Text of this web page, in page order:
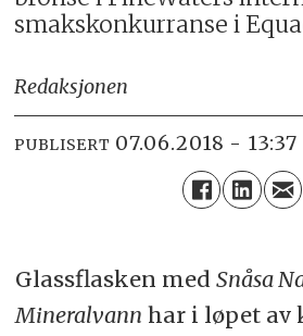
smakskonkurranse i
Redaksjonen
PUBLISERT 07.06.2018 - 13:37
Glassflasken med Snåsa
Mineralvann har i løpet av